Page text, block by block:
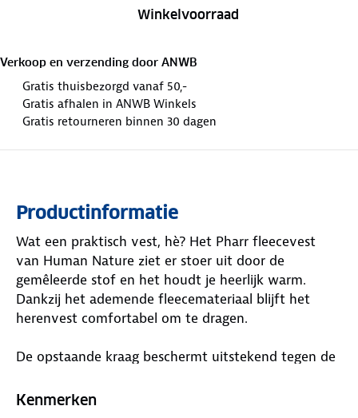
Winkelvoorraad
Verkoop en verzending door ANWB
Gratis thuisbezorgd vanaf 50,-
Gratis afhalen in ANWB Winkels
Gratis retourneren binnen 30 dagen
Productinformatie
Wat een praktisch vest, hè? Het Pharr fleecevest
van Human Nature ziet er stoer uit door de
gemêleerde stof en het houdt je heerlijk warm.
Dankzij het ademende fleecemateriaal blijft het
herenvest comfortabel om te dragen.
De opstaande kraag beschermt uitstekend tegen de
En weet je wat handig is? In de rechterzak vind je
Kenmerken